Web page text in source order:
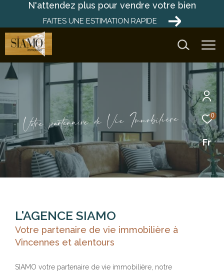
N'attendez plus pour vendre votre bien
FAITES UNE ESTIMATION RAPIDE
0
Fr
Votre partenaire de Vie Immobilière
L'AGENCE SIAMO
Votre partenaire de vie immobilière à
Vincennes et alentours
SIAMO votre partenaire de vie immobilière, notre